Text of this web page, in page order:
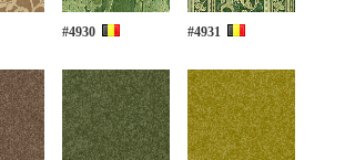
#4930 #4931